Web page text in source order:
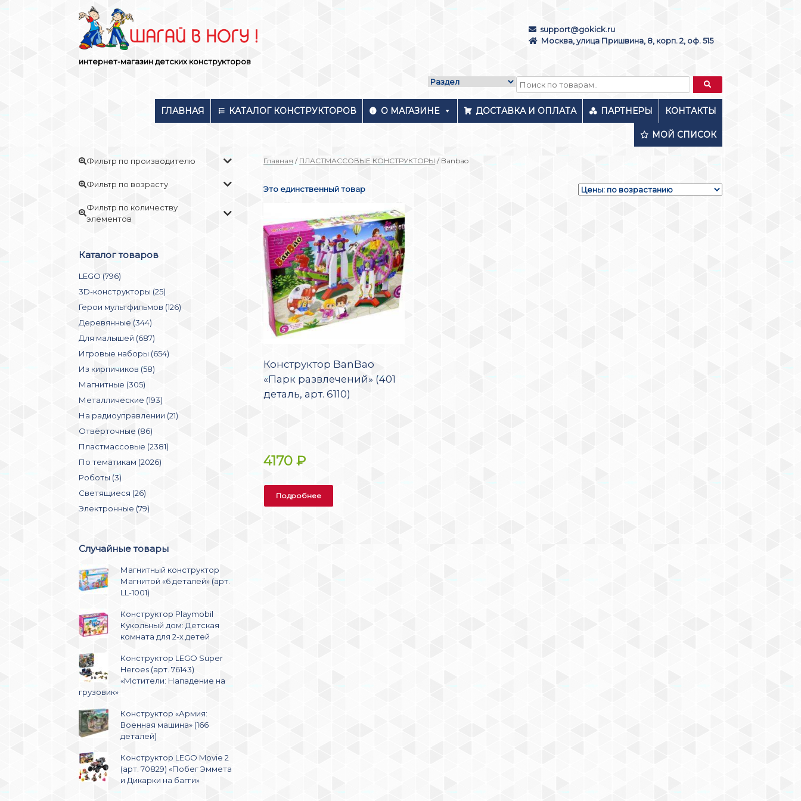
интернет-магазин детских конструкторов
support@gokick.ru
Москва, улица Пришвина, 8, корп. 2, оф. 515
ГЛАВНАЯ КАТАЛОГ КОНСТРУКТОРОВ О МАГАЗИНЕ ДОСТАВКА И ОПЛАТА ПАРТНЕРЫ КОНТАКТЫ
МОЙ СПИСОК
Главная / ПЛАСТМАССОВЫЕ КОНСТРУКТОРЫ / Banbao
Это единственный товар
Конструктор BanBao
«Парк развлечений» (401
деталь, арт. 6110)
4170₽
Подробнее
Фильтр по производителю
Фильтр по возрасту
Фильтр по количеству
элементов
Каталог товаров
LEGO (796)
3D-конструкторы (25)
Герои мультфильмов (126)
Деревянные (344)
Для малышей (687)
Игровые наборы (654)
Из кирпичиков (58)
Магнитные (305)
Металлические (193)
На радиоуправлении (21)
Отвёрточные (86)
Пластмассовые (2381)
По тематикам (2026)
Роботы (3)
Светящиеся (26)
Электронные (79)
Случайные товары
Магнитный конструктор
Магнитой «6 деталей» (арт.
LL-1001)
Конструктор Playmobil
Кукольный дом: Детская
комната для 2-х детей
Конструктор LEGO Super
Heroes (арт. 76143)
«Мстители: Нападение на
грузовик»
Конструктор «Армия:
Военная машина» (166
деталей)
Конструктор LEGO Movie 2
(арт. 70829) «Побег Эммета
и Дикарки на багги»